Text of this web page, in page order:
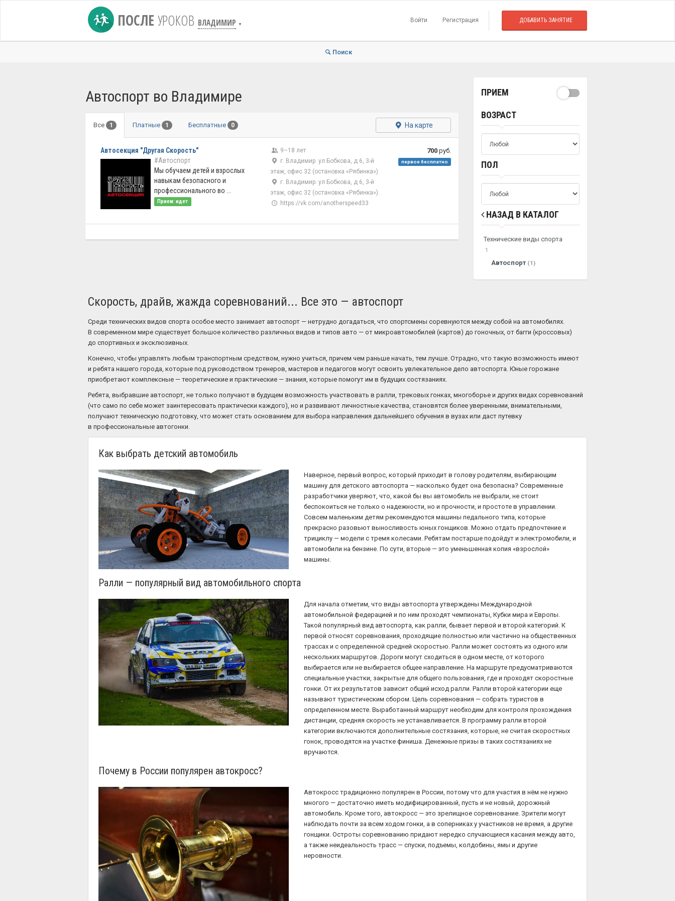
ПОСЛЕ УРОКОВ ВЛАДИМИР ▼
Войти Регистрация ДОБАВИТЬ ЗАНЯТИЕ
Поиск
Автоспорт во Владимире
Все 1 Платные 1 Бесплатные 0 На карте
Автосекция "Другая Скорость"
#Автоспорт
Мы обучаем детей и взрослых
навыкам безопасного и
профессионального во ...
Прием: идет
9–18 лет
г. Владимир. ул Бобкова, д 6, 3-й
этаж, офис 32 (остановка «Рябинка»).
г. Владимир. ул Бобкова, д 6, 3-й
этаж, офис 32 (остановка «Рябинка»).
https://vk.com/anotherspeed33
700руб.
первое бесплатно
ПРИЕМ
ВОЗРАСТ
ПОЛ
НАЗАД В КАТАЛОГ
Технические виды спорта
1
Автоспорт (1)
Скорость, драйв, жажда соревнований... Все это — автоспорт
Среди технических видов спорта особое место занимает автоспорт — нетрудно догадаться, что спортсмены соревнуются между собой на автомобилях.
В современном мире существует большое количество различных видов и типов авто — от микроавтомобилей (картов) до гоночных, от багги (кроссовых)
до спортивных и эксклюзивных.
Конечно, чтобы управлять любым транспортным средством, нужно учиться, причем чем раньше начать, тем лучше. Отрадно, что такую возможность имеют
и ребята нашего города, которые под руководством тренеров, мастеров и педагогов могут освоить увлекательное дело автоспорта. Юные горожане
приобретают комплексные — теоретические и практические — знания, которые помогут им в будущих состязаниях.
Ребята, выбравшие автоспорт, не только получают в будущем возможность участвовать в ралли, трековых гонках, многоборье и других видах соревнований
(что само по себе может заинтересовать практически каждого), но и развивают личностные качества, становятся более уверенными, внимательными,
получают техническую подготовку, что может стать основанием для выбора направления дальнейшего обучения в вузах или даст путевку
в профессиональные автогонки.
Как выбрать детский автомобиль
Наверное, первый вопрос, который приходит в голову родителям, выбирающим
машину для детского автоспорта — насколько будет она безопасна? Современные
разработчики уверяют, что, какой бы вы автомобиль не выбрали, не стоит
беспокоиться не только о надежности, но и прочности, и простоте в управлении.
Совсем маленьким детям рекомендуются машины педального типа, которые
прекрасно разовьют выносливость юных гонщиков. Можно отдать предпочтение и
трициклу — модели с тремя колесами. Ребятам постарше подойдут и электромобили, и
автомобили на бензине. По сути, вторые — это уменьшенная копия «взрослой»
машины.
Ралли — популярный вид автомобильного спорта
Для начала отметим, что виды автоспорта утверждены Международной
автомобильной федерацией и по ним проходят чемпионаты, Кубки мира и Европы.
Такой популярный вид автоспорта, как ралли, бывает первой и второй категорий. К
первой относят соревнования, проходящие полностью или частично на общественных
трассах и с определенной средней скоростью. Ралли может состоять из одного или
нескольких маршрутов. Дороги могут сходиться в одном месте, от которого
выбирается или не выбирается общее направление. На маршруте предусматриваются
специальные участки, закрытые для общего пользования, где и проходят скоростные
гонки. От их результатов зависит общий исход ралли. Ралли второй категории еще
называют туристическим сбором. Цель соревнования — собрать туристов в
определенном месте. Выработанный маршрут необходим для контроля прохождения
дистанции, средняя скорость не устанавливается. В программу ралли второй
категории включаются дополнительные состязания, которые, не считая скоростных
гонок, проводятся на участке финиша. Денежные призы в таких состязаниях не
вручаются.
Почему в России популярен автокросс?
Автокросс традиционно популярен в России, потому что для участия в нём не нужно
многого — достаточно иметь модифицированный, пусть и не новый, дорожный
автомобиль. Кроме того, автокросс — это зрелищное соревнование. Зрители могут
наблюдать почти за всем ходом гонки, а в соперниках у участников не время, а другие
гонщики. Остроты соревнованию придают нередко случающиеся касания между авто,
а также неидеальность трасс — спуски, подъемы, колдобины, ямы и другие
неровности.